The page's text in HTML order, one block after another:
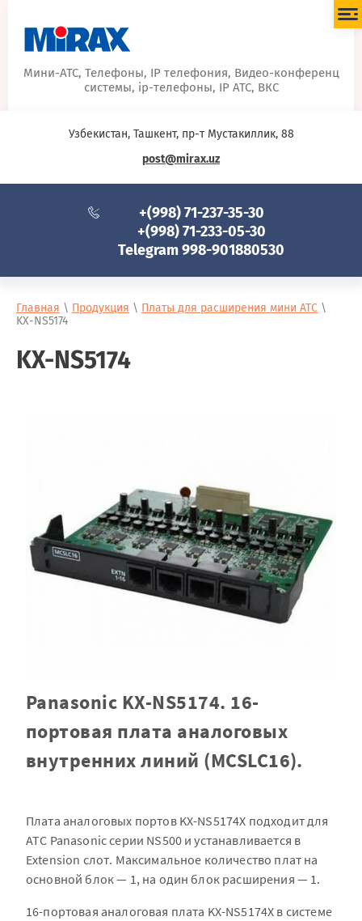
Мини-АТС, Телефоны, IP телефония, Видео-конференц
системы, ip-телефоны, IP АТС, ВКС
Узбекистан, Ташкент, пр-т Мустакиллик, 88
post@mirax.uz
+(998) 71-237-35-30
+(998) 71-233-05-30
Telegram 998-901880530
Главная \ Продукция \ Платы для расширения мини АТС \
KX-NS5174
KX-NS5174
Panasonic KX-NS5174. 16-
портовая плата аналоговых
внутренних линий (MCSLC16).
Плата аналоговых портов KX-NS5174X подходит для
АТС Panasonic серии NS500 и устанавливается в
Extension слот. Максимальное количество плат на
основной блок — 1, на один блок расширения — 1.
16-портовая аналоговая плата KX-NS5174X в системе